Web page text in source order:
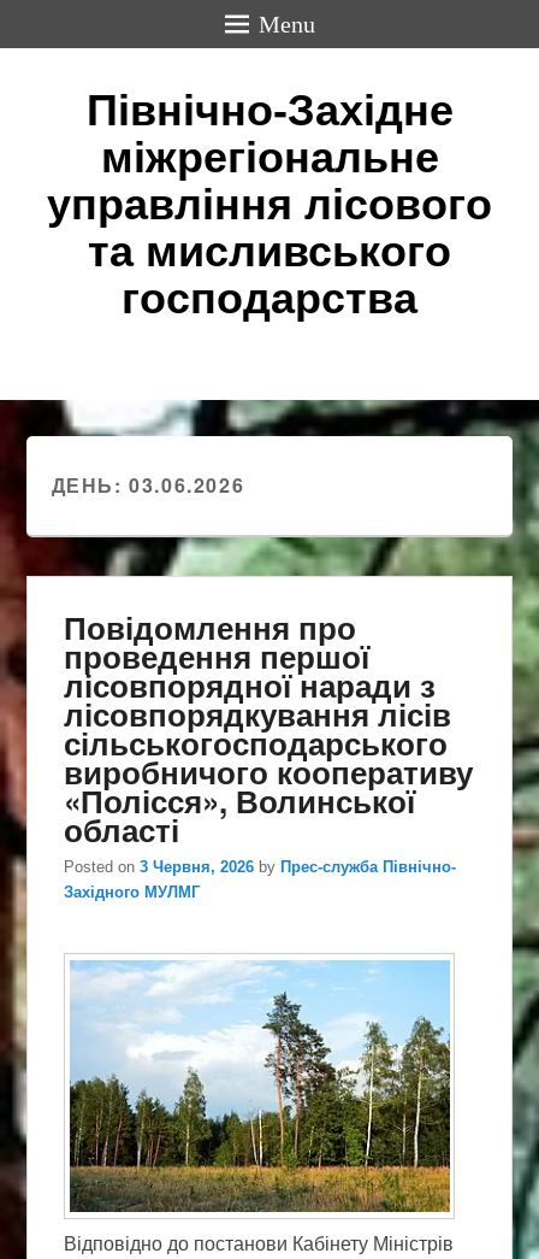
Menu
Північно-Західне
міжрегіональне
управління лісового
та мисливського
господарства
ДЕНЬ:03.06.2026
Повідомлення про
проведення першої
лісовпорядної наради з
лісовпорядкування лісів
сільськогосподарського
виробничого кооперативу
«Полісся», Волинської
області
Posted on3 Червня, 2026 by Прес-служба Північно-
Західного МУЛМГ
Відповідно до постанови Кабінету Міністрів